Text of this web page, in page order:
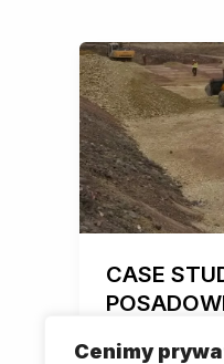
Cenimy
CASE
Projekt